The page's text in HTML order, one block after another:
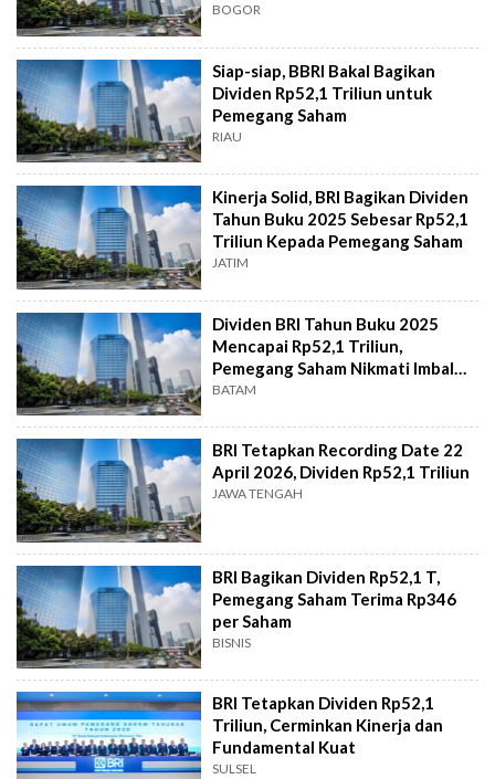
BOGOR
Siap-siap, BBRI Bakal Bagikan
Dividen Rp52,1 Triliun untuk
Pemegang Saham
RIAU
Kinerja Solid, BRI Bagikan Dividen
Tahun Buku 2025 Sebesar Rp52,1
Triliun Kepada Pemegang Saham
JATIM
Dividen BRI Tahun Buku 2025
Mencapai Rp52,1 Triliun,
Pemegang Saham Nikmati Imbal
Hasil Besar
BATAM
BRI Tetapkan Recording Date 22
April 2026, Dividen Rp52,1 Triliun
JAWA TENGAH
BRI Bagikan Dividen Rp52,1 T,
Pemegang Saham Terima Rp346
per Saham
BISNIS
BRI Tetapkan Dividen Rp52,1
Triliun, Cerminkan Kinerja dan
Fundamental Kuat
SULSEL